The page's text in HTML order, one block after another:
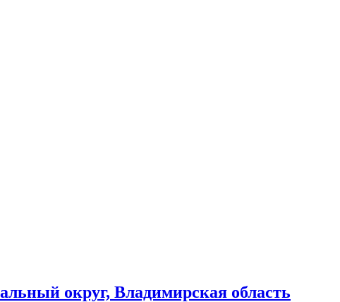
округ, Владимирская область